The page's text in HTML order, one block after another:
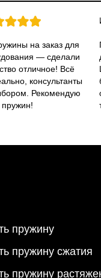
на заказ для
— сделали
отличное! Всё
консультанты
Рекомендую
пружин!
пружину
пружину сжатия
пружину